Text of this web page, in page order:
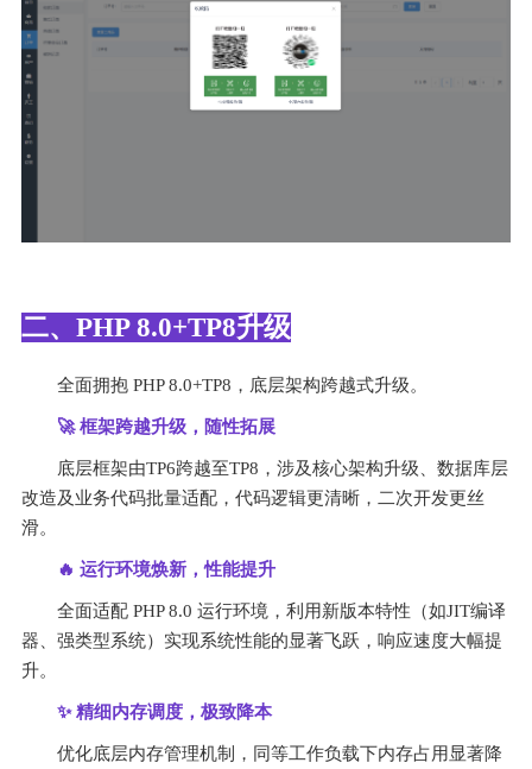
二、PHP 8.0+TP8升级
全面拥抱 PHP 8.0+TP8，底层架构跨越式升级。
🚀 框架跨越升级，随性拓展
底层框架由TP6跨越至TP8，涉及核心架构升级、数据库层
改造及业务代码批量适配，代码逻辑更清晰，二次开发更丝
滑。
🔥 运行环境焕新，性能提升
全面适配 PHP 8.0 运行环境，利用新版本特性（如JIT编译
器、强类型系统）实现系统性能的显著飞跃，响应速度大幅提
升。
✨ 精细内存调度，极致降本
优化底层内存管理机制，同等工作负载下内存占用显著降